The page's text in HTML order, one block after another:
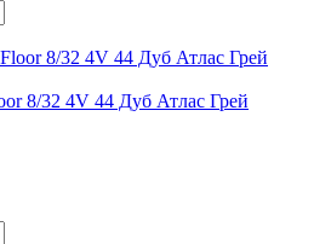
8/32 4V 44 Дуб Атлас Грей